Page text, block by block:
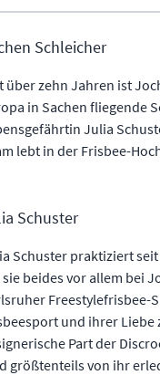
Schleicher
über zehn Jahren ist
in Sachen fliegende
Julia
lebt in der Frisbee-
Schuster
Schuster praktiziert
sie beides vor allem bei
Freestylefrisbee-
und ihrer Liebe
Part der
größtenteils von ihr